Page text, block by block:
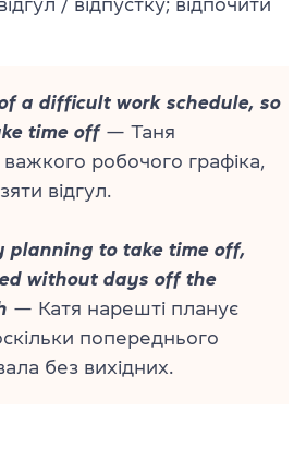
/ відпустку; відпочити
a difficult work schedule, so
time off— Таня
важкого робочого графіка,
відгул.
planning to take time off,
without days off the
— Катя нарешті планує
попереднього
без вихідних.